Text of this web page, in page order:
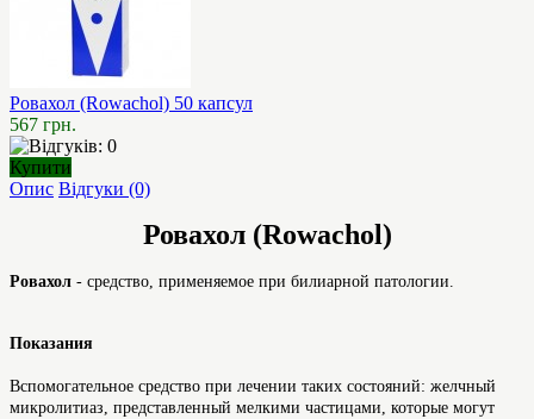
Ровахол (Rowachol) 50 капсул
567 грн.
Купити
Опис Відгуки (0)
Ровахол (Rowachol)
Ровахол - средство, применяемое при билиарной патологии.
Показания
Вспомогательное средство при лечении таких состояний: желчный
микролитиаз, представленный мелкими частицами, которые могут